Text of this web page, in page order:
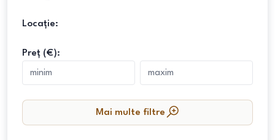
Locație:
Preț (€):
Mai multe filtre